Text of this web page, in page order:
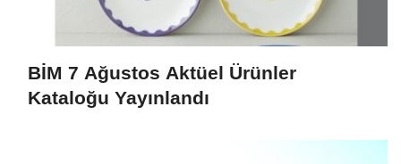
BİM 7 Ağustos Aktüel Ürünler
Kataloğu Yayınlandı